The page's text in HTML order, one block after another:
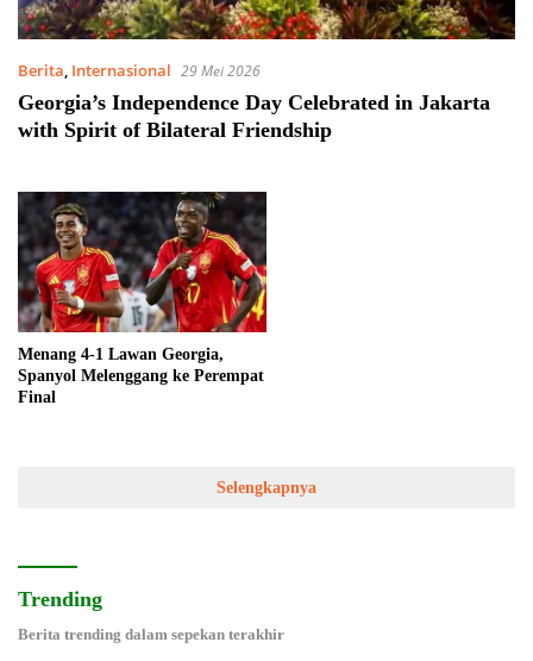
Berita, Internasional 29 Mei 2026
Georgia’s Independence Day Celebrated in Jakarta
with Spirit of Bilateral Friendship
Menang 4-1 Lawan Georgia,
Spanyol Melenggang ke Perempat
Final
Selengkapnya
Trending
Berita trending dalam sepekan terakhir